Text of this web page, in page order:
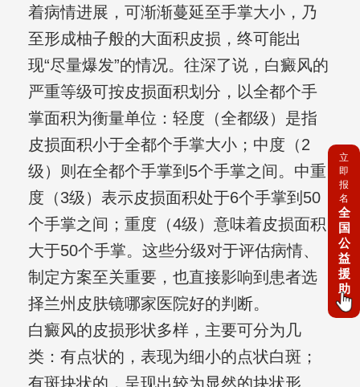
着病情进展，可渐渐蔓延至手掌大小，乃
至形成柚子般的大面积皮损，终可能出
现“尽量爆发”的情况。往深了说，白癜风的
严重等级可按皮损面积划分，以全都个手
掌面积为衡量单位：轻度（全都级）是指
皮损面积小于全都个手掌大小；中度（2
级）则在全都个手掌到5个手掌之间。中重
度（3级）表示皮损面积处于6个手掌到50
个手掌之间；重度（4级）意味着皮损面积
大于50个手掌。这些分级对于评估病情、
制定方案至关重要，也直接影响到患者选
择兰州皮肤镜哪家医院好的判断。
白癜风的皮损形状多样，主要可分为几
类：有点状的，表现为细小的点状白斑；
有斑块状的，呈现出较为显然的块状形
立
即
报
名
全
国
公
益
援
助